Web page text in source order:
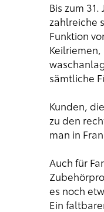
Bis zum
zahlreiche
Funktion
sämtliche
Kunden,
zu den
man in
Auch für
es noch
Ein